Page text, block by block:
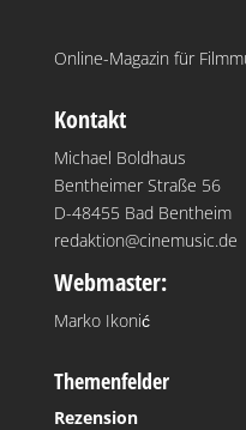
Online-Magazin für
Kontakt
Michael Boldhaus
Bentheimer Straße 56
D-48455 Bad Bentheim
redaktion@cinemusic.de
Webmaster:
Marko Ikonić
Themenfelder
Rezension